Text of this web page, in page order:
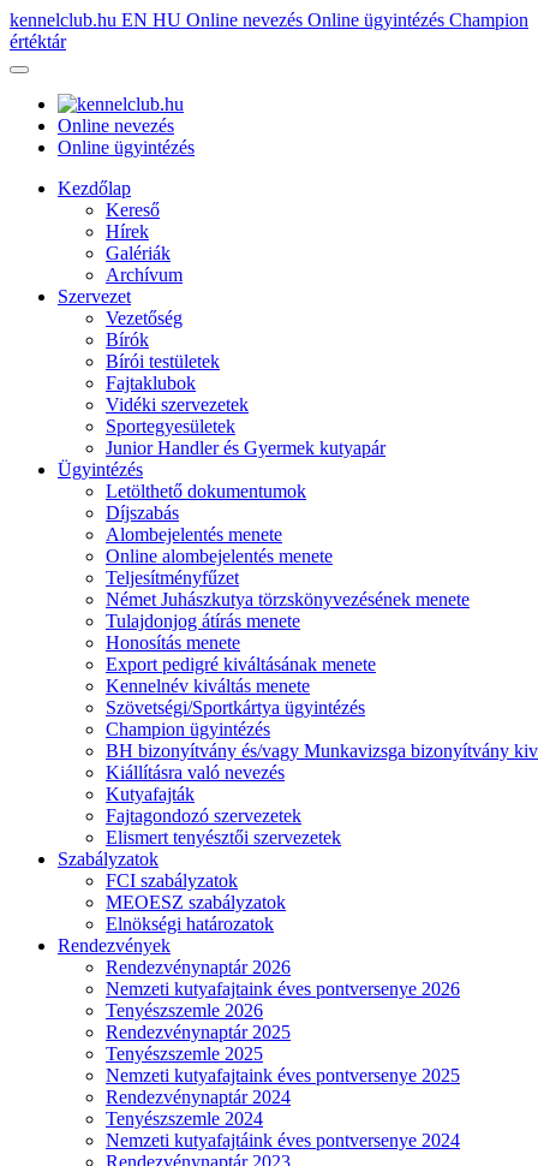
kennelclub.hu EN HU Online nevezés Online ügyintézés Champion
értéktár
Online nevezés
Online ügyintézés
Kezdőlap
Kereső
Hírek
Galériák
Archívum
Szervezet
Vezetőség
Bírók
Bírói testületek
Fajtaklubok
Vidéki szervezetek
Sportegyesületek
Junior Handler és Gyermek kutyapár
Ügyintézés
Letölthető dokumentumok
Díjszabás
Alombejelentés menete
Online alombejelentés menete
Teljesítményfűzet
Német Juhászkutya törzskönyvezésének menete
Tulajdonjog átírás menete
Honosítás menete
Export pedigré kiváltásának menete
Kennelnév kiváltás menete
Szövetségi/Sportkártya ügyintézés
Champion ügyintézés
BH bizonyítvány és/vagy Munkavizsga bizonyítvány
Kiállításra való nevezés
Kutyafajták
Fajtagondozó szervezetek
Elismert tenyésztői szervezetek
Szabályzatok
FCI szabályzatok
MEOESZ szabályzatok
Elnökségi határozatok
Rendezvények
Rendezvénynaptár 2026
Nemzeti kutyafajtaink éves pontversenye 2026
Tenyészszemle 2026
Rendezvénynaptár 2025
Tenyészszemle 2025
Nemzeti kutyafajtaink éves pontversenye 2025
Rendezvénynaptár 2024
Tenyészszemle 2024
Nemzeti kutyafajtáink éves pontversenye 2024
Rendezvénynaptár 2023